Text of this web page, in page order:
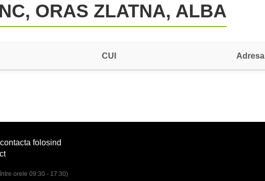
ORAS ZLATNA, ALBA
CUI Adresa
folosind
orele 09:30 - 17:30)